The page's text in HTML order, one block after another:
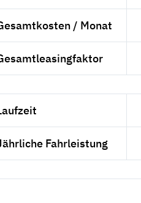
/ Monat
Fahrleistung